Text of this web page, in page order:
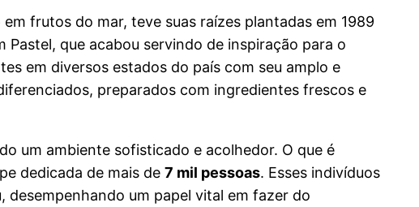
frutos do mar, teve suas raízes plantadas em 1989
que acabou servindo de inspiração para o
em diversos estados do país com seu amplo e
preparados com ingredientes frescos e
um ambiente sofisticado e acolhedor. O que é
dedicada de mais de 7 mil pessoas. Esses indivíduos
um papel vital em fazer do